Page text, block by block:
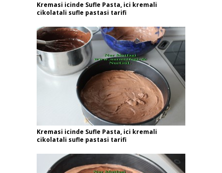
Kremasi icinde Sufle Pasta, ici kremali
cikolatali sufle pastasi tarifi
Kremasi icinde Sufle Pasta, ici kremali
cikolatali sufle pastasi tarifi